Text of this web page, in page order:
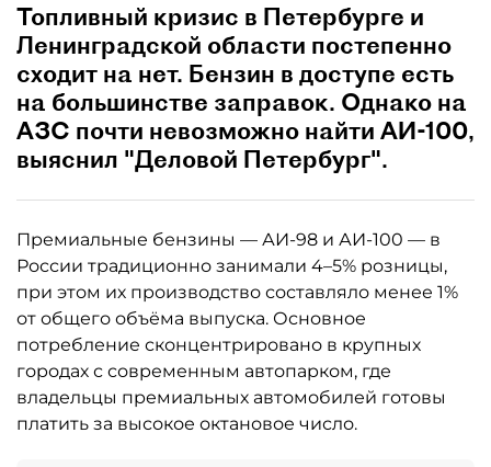
Топливный кризис в Петербурге и
Ленинградской области постепенно
сходит на нет. Бензин в доступе есть
на большинстве заправок. Однако на
АЗС почти невозможно найти АИ-100,
выяснил "Деловой Петербург".
Премиальные бензины — АИ-98 и АИ-100 — в
России традиционно занимали 4–5% розницы,
при этом их производство составляло менее 1%
от общего объёма выпуска. Основное
потребление сконцентрировано в крупных
городах с современным автопарком, где
владельцы премиальных автомобилей готовы
платить за высокое октановое число.